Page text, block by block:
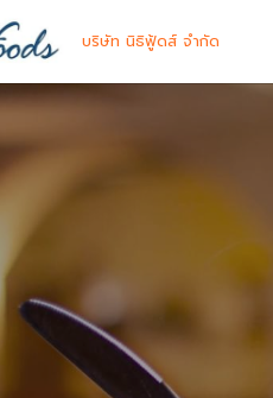
บริษัท นิธิฟู้ดส์ จำกัด